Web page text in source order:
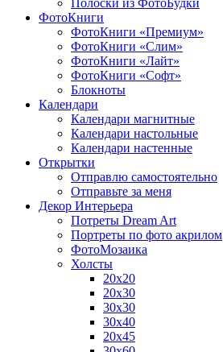
ФотоКниги
ФотоКниги «Премиум»
ФотоКниги «Слим»
ФотоКниги «Лайт»
ФотоКниги «Софт»
Блокноты
Календари
Календари магнитные
Календари настольные
Календари настенные
Открытки
Отправлю самостоятельно
Отправьте за меня
Декор Интерьера
Потреты Dream Art
Портреты по фото акрилом
ФотоМозаика
Холсты
20х20
20х30
30х30
30х40
20х45